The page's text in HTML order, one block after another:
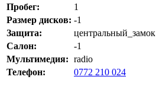
Пробег:
1
Размер дисков: -1
Защита:
центральный_замок
Салон:
-1
Мультимедия: radio
Телефон:
0772 210 024